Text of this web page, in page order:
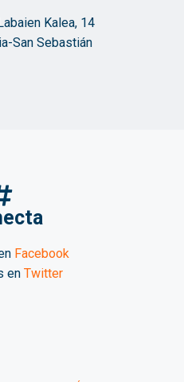
Kalea, 14
San Sebastián
Facebook
en Twitter